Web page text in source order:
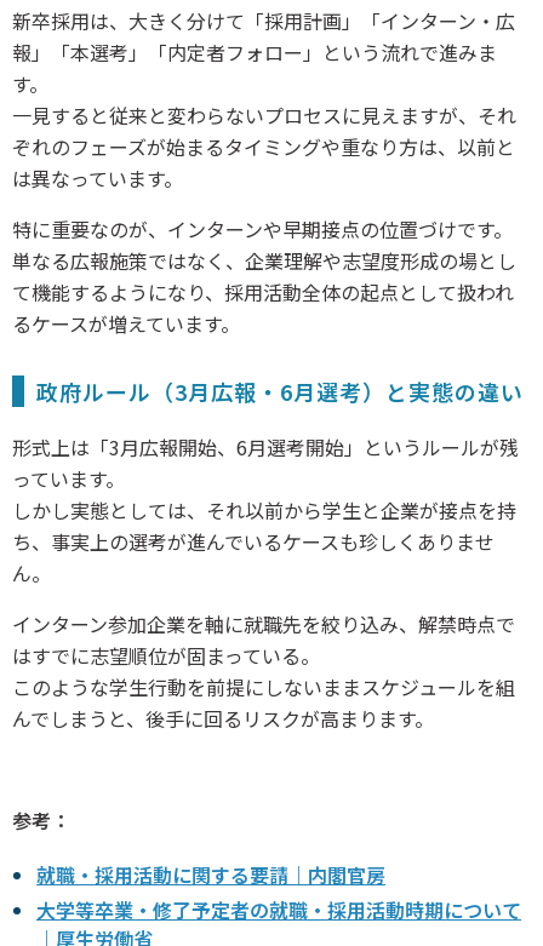
新卒採用は、大きく分けて「採用計画」「インターン・広
報」「本選考」「内定者フォロー」という流れで進みま
す。
一見すると従来と変わらないプロセスに見えますが、それ
ぞれのフェーズが始まるタイミングや重なり方は、以前と
は異なっています。
特に重要なのが、インターンや早期接点の位置づけです。
単なる広報施策ではなく、企業理解や志望度形成の場とし
て機能するようになり、採用活動全体の起点として扱われ
るケースが増えています。
政府ルール（3月広報・6月選考）と実態の違い
形式上は「3月広報開始、6月選考開始」というルールが残
っています。
しかし実態としては、それ以前から学生と企業が接点を持
ち、事実上の選考が進んでいるケースも珍しくありませ
ん。
インターン参加企業を軸に就職先を絞り込み、解禁時点で
はすでに志望順位が固まっている。
このような学生行動を前提にしないままスケジュールを組
んでしまうと、後手に回るリスクが高まります。
参考：
就職・採用活動に関する要請｜内閣官房
大学等卒業・修了予定者の就職・採用活動時期について
｜厚生労働省